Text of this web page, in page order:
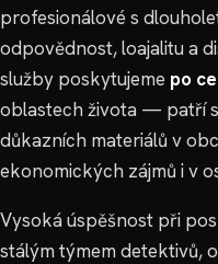
profesionálové s
odpovědnost, loajalitu a
služby poskytujeme po
oblastech života — patří
důkazních materiálů v
ekonomických zájmů i v
Vysoká úspěšnost při
stálým týmem detektivů,